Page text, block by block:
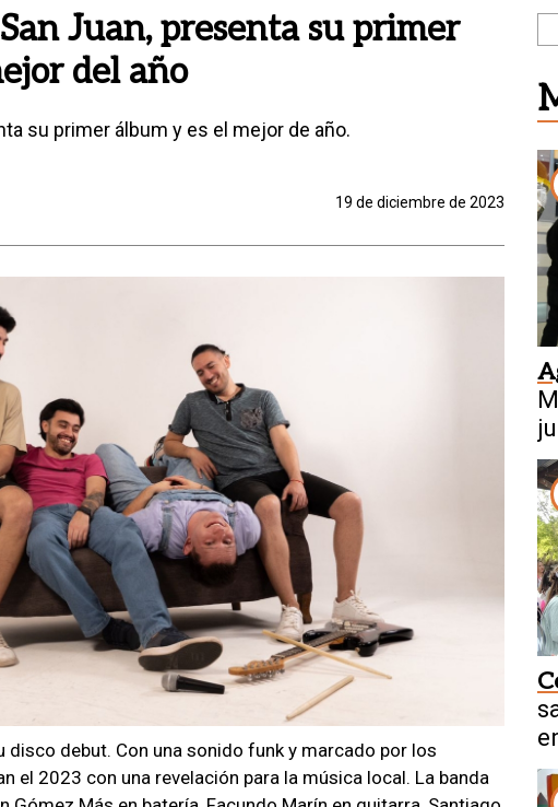
Juan, presenta su primer
del año
su primer álbum y es el mejor de año.
19 de diciembre de 2023
disco debut. Con una sonido funk y marcado por los
el 2023 con una revelación para la música local. La banda